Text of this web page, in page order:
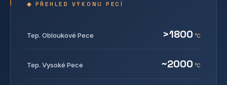
◆ PŘEHLED VÝKONU PECÍ
Tep. Obloukové Pece >1800 °C
Tep. Vysoké Pece ~2000 °C